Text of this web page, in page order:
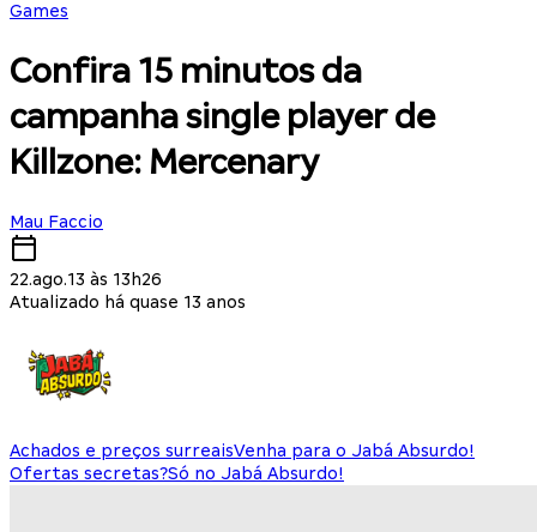
Games
Confira 15 minutos da
campanha single player de
Killzone: Mercenary
Mau Faccio
22.ago.13 às 13h26
Atualizado há quase 13 anos
Achados e preços surreaisVenha para o Jabá Absurdo!
Ofertas secretas?Só no Jabá Absurdo!